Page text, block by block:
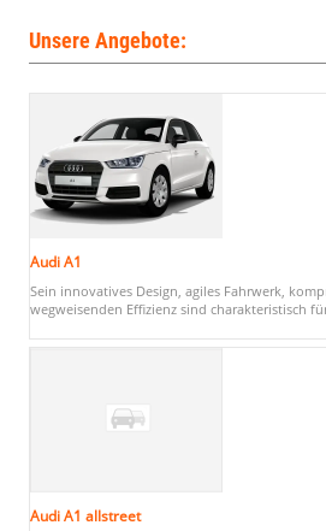
Unsere Angebote:
Audi A1
Sein innovatives Design, agiles Fahrwerk,
wegweisenden Effizienz sind charakteristisch
Audi A1 allstreet